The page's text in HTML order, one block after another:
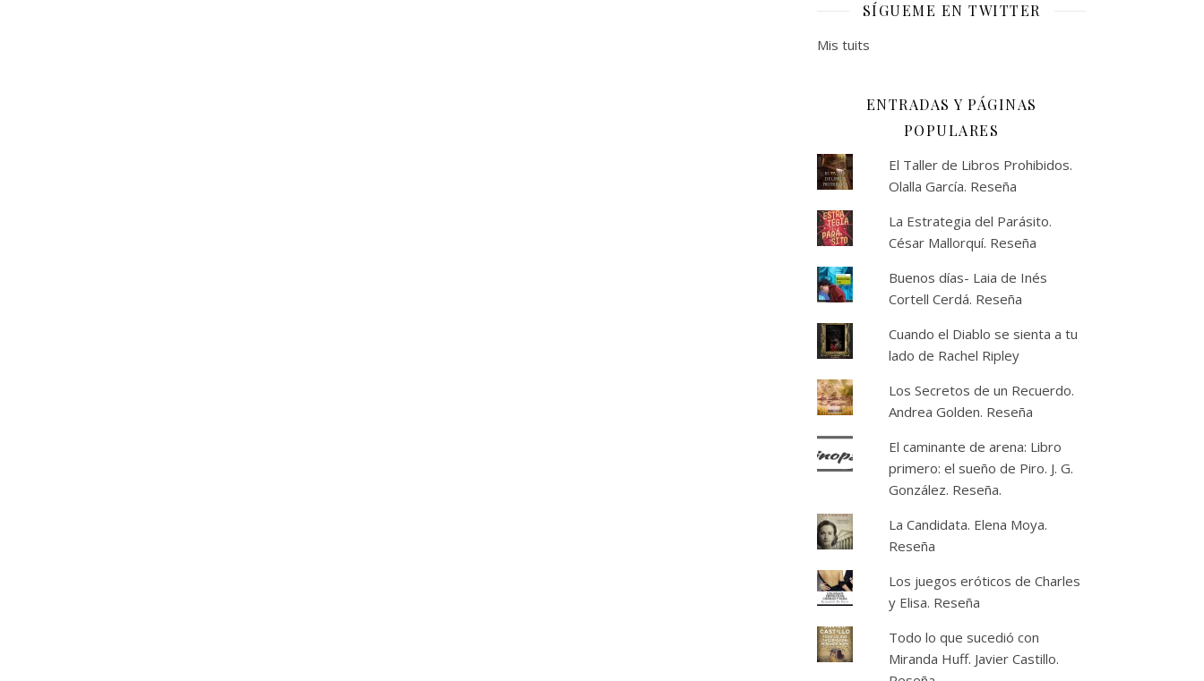
SÍGUEME EN TWITTER
Mis tuits
ENTRADAS Y PÁGINAS
POPULARES
El Taller de Libros Prohibidos.
Olalla García. Reseña
La Estrategia del Parásito.
César Mallorquí. Reseña
Buenos días- Laia de Inés
Cortell Cerdá. Reseña
Cuando el Diablo se sienta a tu
lado de Rachel Ripley
Los Secretos de un Recuerdo.
Andrea Golden. Reseña
El caminante de arena: Libro
primero: el sueño de Piro. J. G.
González. Reseña.
La Candidata. Elena Moya.
Reseña
Los juegos eróticos de Charles
y Elisa. Reseña
Todo lo que sucedió con
Miranda Huff. Javier Castillo.